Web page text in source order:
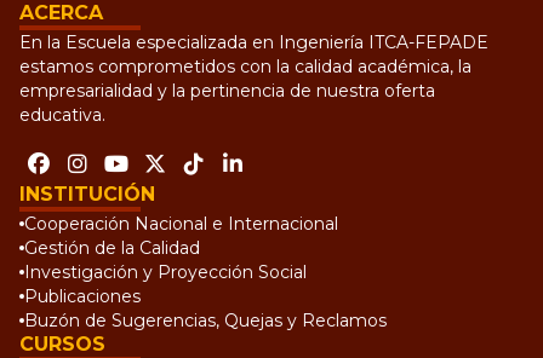
ACERCA
En la Escuela especializada en Ingeniería ITCA-FEPADE
estamos comprometidos con la calidad académica, la
empresarialidad y la pertinencia de nuestra oferta
educativa.
INSTITUCIÓN
Cooperación Nacional e Internacional
Gestión de la Calidad
Investigación y Proyección Social
Publicaciones
Buzón de Sugerencias, Quejas y Reclamos
CURSOS